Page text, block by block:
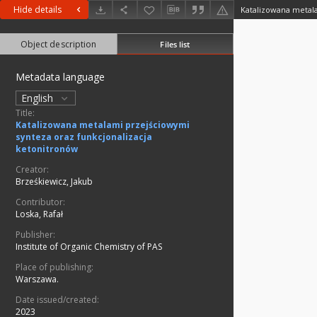
Hide details
Object description Files list
Metadata language
English
Title:
Katalizowana metalami przejściowymi
synteza oraz funkcjonalizacja
ketonitronów
Creator:
Brześkiewicz, Jakub
Contributor:
Loska, Rafał
Publisher:
Institute of Organic Chemistry of PAS
Place of publishing:
Warszawa.
Date issued/created:
2023